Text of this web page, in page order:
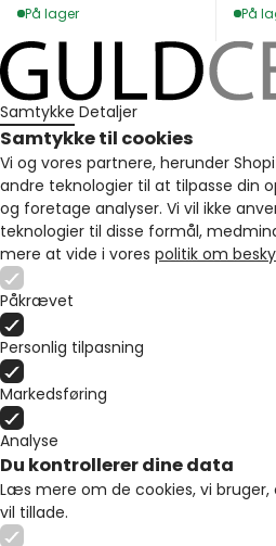
På lager På
Samtykke Detaljer
Samtykke til cookies
Vi og vores partnere, herunder
andre teknologier til at tilpasse din
og foretage analyser. Vi vil ikke
teknologier til disse formål,
mere at vide i vores politik om
Påkrævet
Personlig tilpasning
Markedsføring
Analyse
Du kontrollerer dine data
Læs mere om de cookies, vi
vil tillade.